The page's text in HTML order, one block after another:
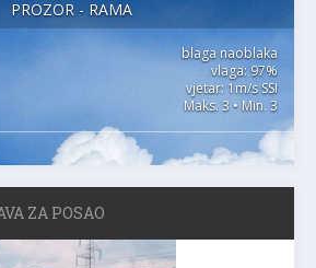
PROZOR - RAMA
blaga naoblaka
vlaga: 97%
vjetar: 1m/s SSI
Maks. 3 • Min. 3
ZA POSAO